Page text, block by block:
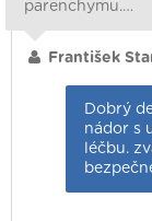
parenchymu.…
František
Dobrý
nádor s
léčbu.